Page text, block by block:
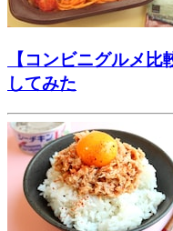
【コンビニグルメ
してみた